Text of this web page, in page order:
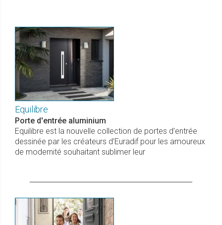
Equilibre
Porte d'entrée aluminium
Equilibre est la nouvelle collection de portes d’entrée
dessinée par les créateurs d’Euradif pour les amoureux
de modernité souhaitant sublimer leur